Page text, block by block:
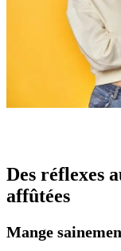
Des réflexes
affûtées
Mange